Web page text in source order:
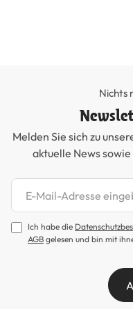
Nichts
Melden Sie sich zu
aktuelle News
Newsletter
Ich habe die
AGB gelesen und bin mit